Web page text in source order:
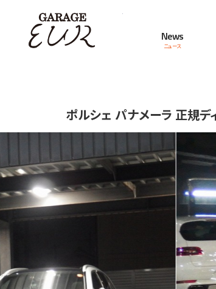
News
ニュース
ポルシェ パナメーラ 正規